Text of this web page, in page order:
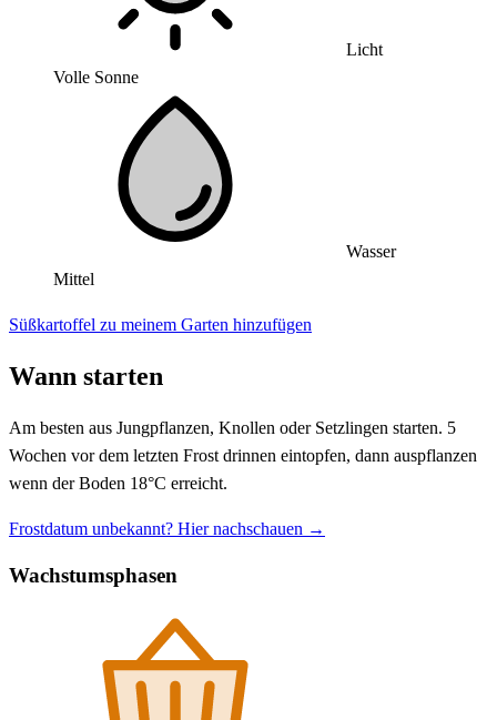
Licht
Volle Sonne
Wasser
Mittel
Süßkartoffel zu meinem Garten hinzufügen
Wann starten
Am besten aus Jungpflanzen, Knollen oder Setzlingen starten. 5
Wochen vor dem letzten Frost drinnen eintopfen, dann auspflanzen
wenn der Boden 18°C erreicht.
Frostdatum unbekannt? Hier nachschauen →
Wachstumsphasen